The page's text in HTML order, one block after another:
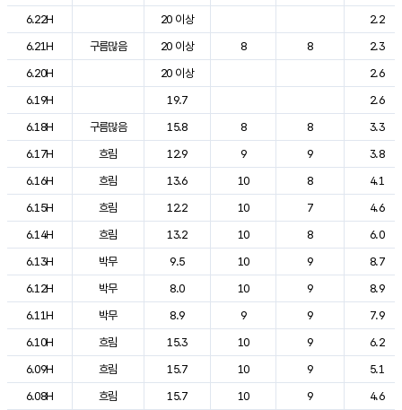
6.22H
20 이상
2.2
6.21H
구름많음 20 이상 8 8
2.3
6.20H
20 이상
2.6
6.19H
19.7
2.6
6.18H
구름많음 15.8 8 8
3.3
6.17H
흐림 12.9 9 9
3.8
6.16H
흐림 13.6 10 8
4.1
6.15H
흐림 12.2 10 7
4.6
6.14H
흐림 13.2 10 8
6.0
6.13H
박무 9.5 10 9
8.7
6.12H
박무 8.0 10 9
8.9
6.11H
박무 8.9 9 9
7.9
6.10H
흐림 15.3 10 9
6.2
6.09H
흐림 15.7 10 9
5.1
6.08H
흐림 15.7 10 9
4.6